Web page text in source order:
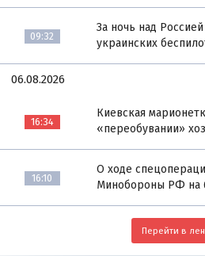
09:32
За ночь над
украинских
06.08.2026
16:34
Киевская
«переобувании»
16:10
О ходе
Минобороны РФ на
Перейти в